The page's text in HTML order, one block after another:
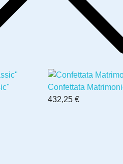
Confettata
432,25 €